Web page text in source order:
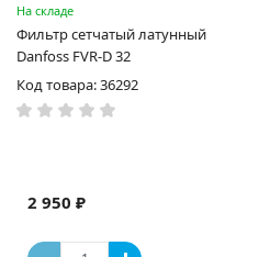
На складе
Фильтр сетчатый латунный
Danfoss FVR-D 32
Код товара: 36292
2 950 ₽